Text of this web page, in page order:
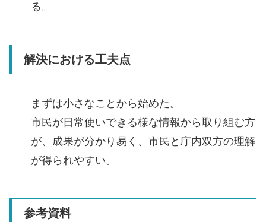
る。
解決における工夫点
まずは小さなことから始めた。
市民が日常使いできる様な情報から取り組む方
が、成果が分かり易く、市民と庁内双方の理解
が得られやすい。
参考資料